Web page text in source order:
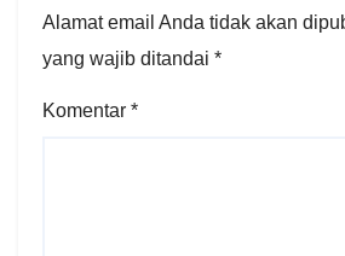
Alamat email Anda tidak akan
yang wajib ditandai *
Komentar *